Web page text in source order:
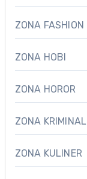
ZONA FASHION
ZONA HOBI
ZONA HOROR
ZONA KRIMINAL
ZONA KULINER